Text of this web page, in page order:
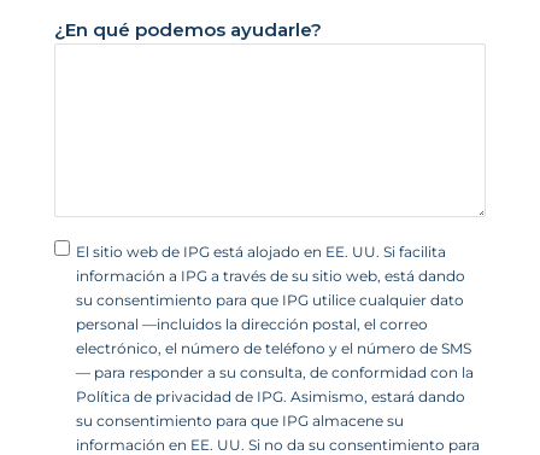
o
¿En qué podemos ayudarle?
El sitio web de IPG está alojado en EE. UU. Si facilita
información a IPG a través de su sitio web, está dando
su consentimiento para que IPG utilice cualquier dato
personal —incluidos la dirección postal, el correo
electrónico, el número de teléfono y el número de SMS
— para responder a su consulta, de conformidad con la
Política de privacidad de IPG. Asimismo, estará dando
su consentimiento para que IPG almacene su
información en EE. UU. Si no da su consentimiento para